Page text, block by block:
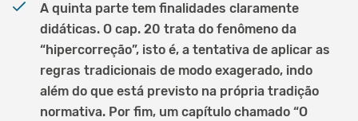
A quinta parte tem finalidades claramente
didáticas. O cap. 20 trata do fenômeno da
“hipercorreção”, isto é, a tentativa de aplicar as
regras tradicionais de modo exagerado, indo
além do que está previsto na própria tradição
normativa. Por fim, um capítulo chamado “O